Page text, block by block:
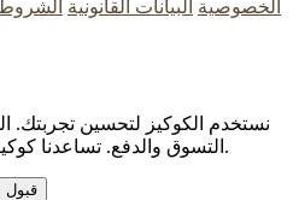
الخصوصية البيانات القانونية
نستخدم الكوكيز لتحسين تجربتك.
التسوق والدفع. تساعدنا كوكيز التحليلات في تحسين موقعنا.
قبول